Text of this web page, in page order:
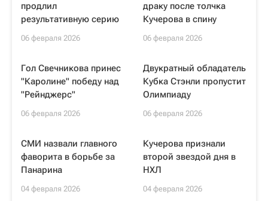
продлил
результативную серию
06 февраля 2026
драку после толчка
Кучерова в спину
06 февраля 2026
Гол Свечникова принес
"Каролине" победу над
"Рейнджерс"
06 февраля 2026
Двукратный обладатель
Кубка Стэнли пропустит
Олимпиаду
06 февраля 2026
СМИ назвали главного
фаворита в борьбе за
Панарина
04 февраля 2026
Кучерова признали
второй звездой дня в
НХЛ
04 февраля 2026